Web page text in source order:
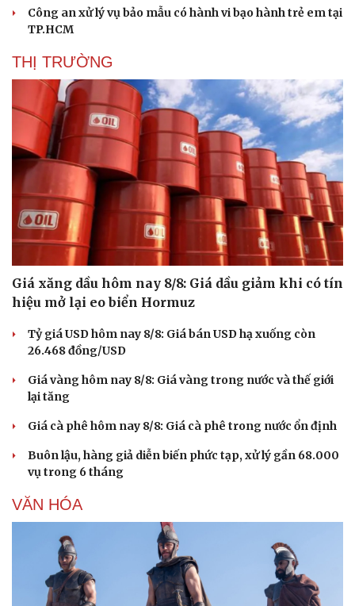
Âm nhạc
Di sản
Sao Việt
Công an xử lý vụ bảo mẫu có hành vi bạo hành trẻ em tại
TP.HCM
THỊ TRƯỜNG
Giá xăng dầu hôm nay 8/8: Giá dầu giảm khi có tín
hiệu mở lại eo biển Hormuz
Tỷ giá USD hôm nay 8/8: Giá bán USD hạ xuống còn
26.468 đồng/USD
Giá vàng hôm nay 8/8: Giá vàng trong nước và thế giới
lại tăng
Giá cà phê hôm nay 8/8: Giá cà phê trong nước ổn định
Buôn lậu, hàng giả diễn biến phức tạp, xử lý gần 68.000
vụ trong 6 tháng
VĂN HÓA